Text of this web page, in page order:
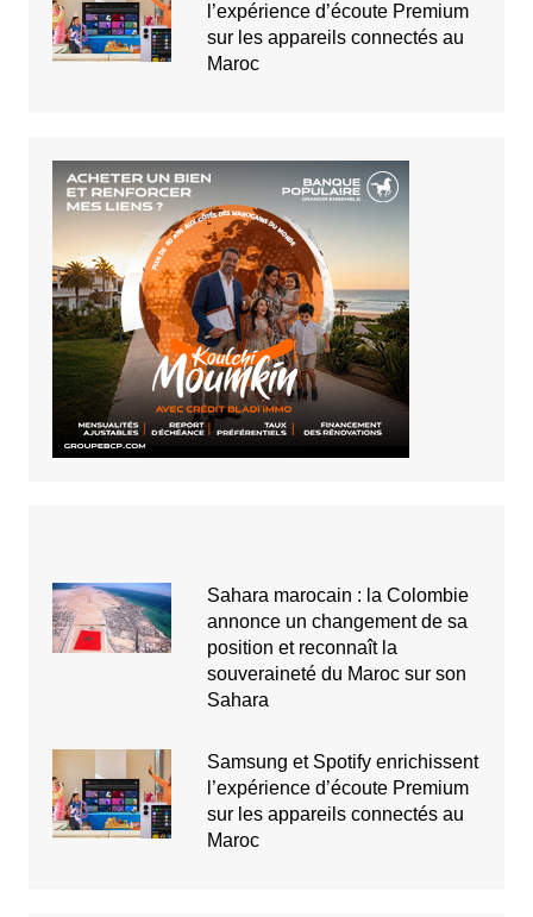
l’expérience d’écoute Premium
sur les appareils connectés au
Maroc
Sahara marocain : la Colombie
annonce un changement de sa
position et reconnaît la
souveraineté du Maroc sur son
Sahara
Samsung et Spotify enrichissent
l’expérience d’écoute Premium
sur les appareils connectés au
Maroc